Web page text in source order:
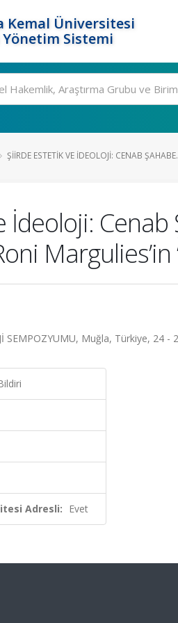
Kemal Üniversitesi
Sistemi
ŞIIRDE ESTETIK VE İDEOLOJI: CENAB
Cenab
Margulies’in
SEMPOZYUMU, Muğla, Türkiye, 24
Adresli: Evet